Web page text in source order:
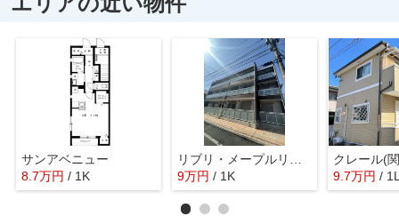
サンアベニュー
8.7万円 / 1K
9万円 / 1K
クレール(
9.7万円 /